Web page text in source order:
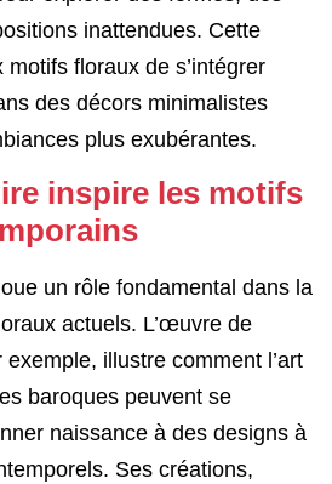
inattendues. Cette
floraux de s’intégrer
des décors minimalistes
plus exubérantes.
inspire les motifs
un rôle fondamental dans la
actuels. L’œuvre de
illustre comment l’art
baroques peuvent se
naissance à des designs à
Ses créations,